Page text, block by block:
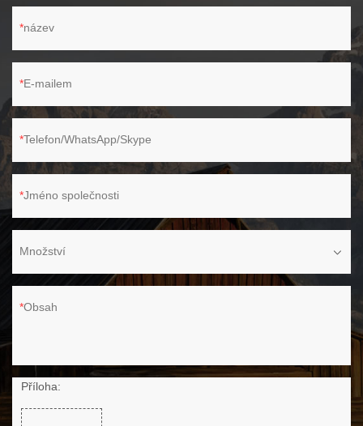
název
E-mailem
Telefon/WhatsApp/Skype
Jméno společnosti
Množství
Obsah
Příloha: